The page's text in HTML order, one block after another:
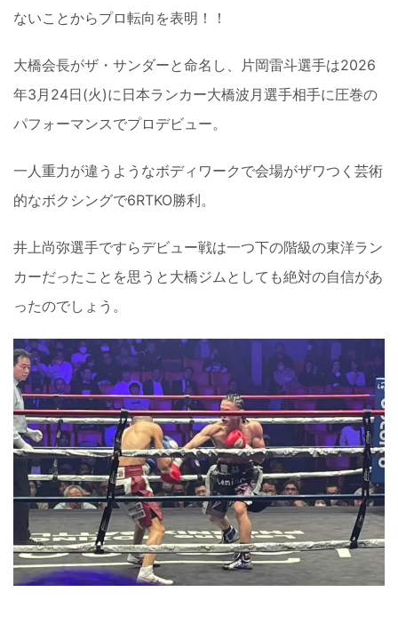
ないことからプロ転向を表明！！
大橋会長がザ・サンダーと命名し、片岡雷斗選手は2026
年3月24日(火)に日本ランカー大橋波月選手相手に圧巻の
パフォーマンスでプロデビュー。
一人重力が違うようなボディワークで会場がザワつく芸術
的なボクシングで6RTKO勝利。
井上尚弥選手ですらデビュー戦は一つ下の階級の東洋ラン
カーだったことを思うと大橋ジムとしても絶対の自信があ
ったのでしょう。